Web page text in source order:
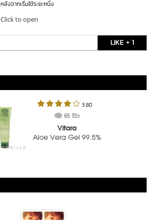
หลังจากเริ่มใช้ระยะหนึ่ง
Click to open
LIKE + 1
3.80
65 รีวิว
Vitara
Aloe Vera Gel 99.5%